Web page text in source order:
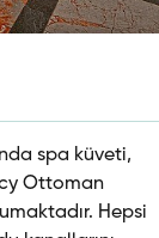
spa küveti,
Ottoman
Hepsi